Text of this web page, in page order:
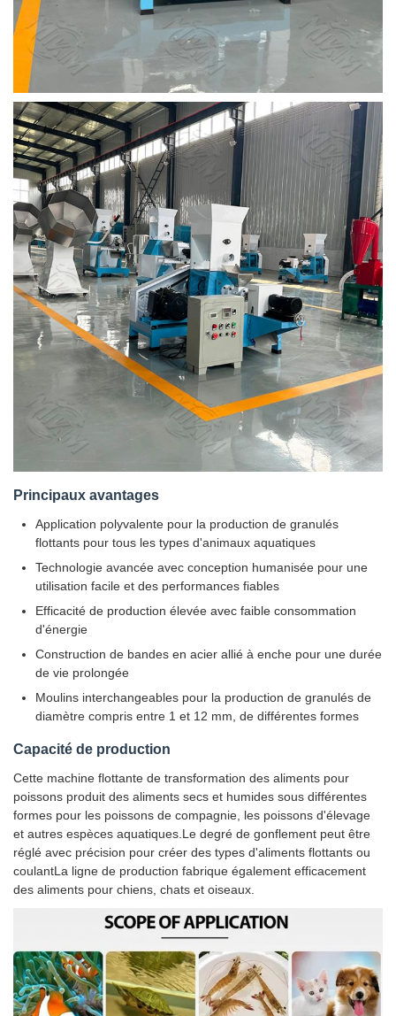
Principaux avantages
Application polyvalente pour la production de granulés
flottants pour tous les types d'animaux aquatiques
Technologie avancée avec conception humanisée pour une
utilisation facile et des performances fiables
Efficacité de production élevée avec faible consommation
d'énergie
Construction de bandes en acier allié à enche pour une durée
de vie prolongée
Moulins interchangeables pour la production de granulés de
diamètre compris entre 1 et 12 mm, de différentes formes
Capacité de production
Cette machine flottante de transformation des aliments pour
poissons produit des aliments secs et humides sous différentes
formes pour les poissons de compagnie, les poissons d'élevage
et autres espèces aquatiques.Le degré de gonflement peut être
réglé avec précision pour créer des types d'aliments flottants ou
coulantLa ligne de production fabrique également efficacement
des aliments pour chiens, chats et oiseaux.